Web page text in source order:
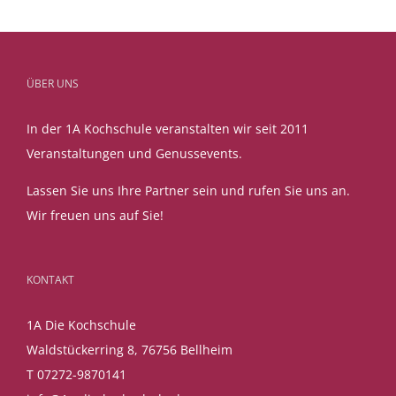
ÜBER UNS
In der 1A Kochschule veranstalten wir seit 2011
Veranstaltungen und Genussevents.
Lassen Sie uns Ihre Partner sein und rufen Sie uns an.
Wir freuen uns auf Sie!
KONTAKT
1A Die Kochschule
Waldstückerring 8, 76756 Bellheim
T 07272-9870141